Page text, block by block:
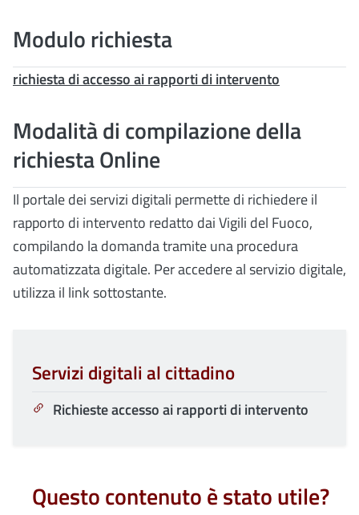
Modulo richiesta
richiesta di accesso ai rapporti di intervento
Modalità di compilazione della
richiesta Online
Il portale dei servizi digitali permette di richiedere il
rapporto di intervento redatto dai Vigili del Fuoco,
compilando la domanda tramite una procedura
automatizzata digitale. Per accedere al servizio digitale,
utilizza il link sottostante.
Servizi digitali al cittadino
Richieste accesso ai rapporti di intervento
Questo contenuto è stato utile?